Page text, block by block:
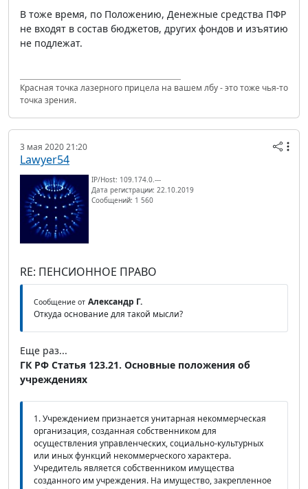
В тоже время, по Положению, Денежные средства ПФР
не входят в состав бюджетов, других фондов и изъятию
не подлежат.
Красная точка лазерного прицела на вашем лбу - это тоже чья-то
точка зрения.
3 мая 2020 21:20
Lawyer54
IP/Host: 109.174.0.---
Дата регистрации: 22.10.2019
Сообщений: 1 560
RE: ПЕНСИОННОЕ ПРАВО
Сообщение от Александр Г.
Откуда основание для такой мысли?
Еще раз...
ГК РФ Статья 123.21. Основные положения об
учреждениях
1. Учреждением признается унитарная некоммерческая
организация, созданная собственником для
осуществления управленческих, социально-культурных
или иных функций некоммерческого характера.
Учредитель является собственником имущества
созданного им учреждения. На имущество, закрепленное